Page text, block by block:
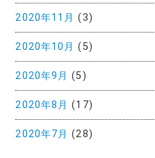
2020年11月 (3)
2020年10月 (5)
2020年9月 (5)
2020年8月 (17)
2020年7月 (28)